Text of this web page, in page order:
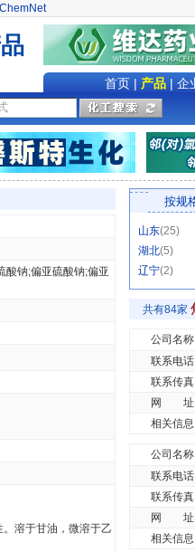
首页| 产品| 企
酸钠;偏亚硫酸钠;偏亚
溶于甘油，微溶于乙
按规
山东(25)
湖北(5)
辽宁(2)
共有84家
公司名称
联系电话
联系传真
网 址
相关信息
公司名称
联系电话
联系传真
网 址
相关信息